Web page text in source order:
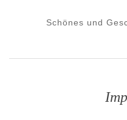
Schönes und